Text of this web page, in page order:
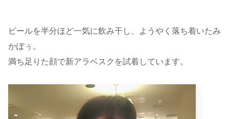
ビールを半分ほど一気に飲み干し、ようやく落ち着いたみ
かぽぅ。
満ち足りた顔で新アラベスクを試着しています。